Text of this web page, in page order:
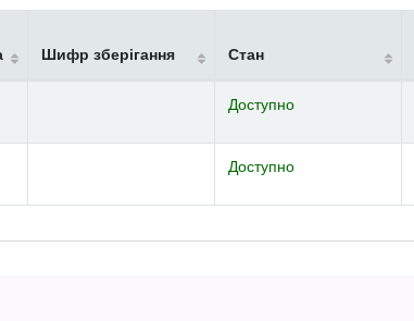
Шифр зберігання Стан
Доступно
Доступно